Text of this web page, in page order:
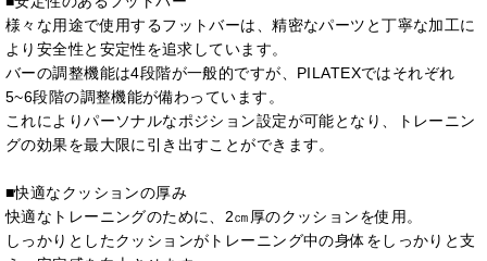
様々な用途で使用するフットバーは、精密なパーツと丁寧な加工に
より安全性と安定性を追求しています。
バーの調整機能は4段階が一般的ですが、PILATEXではそれぞれ
5~6段階の調整機能が備わっています。
これによりパーソナルなポジション設定が可能となり、トレーニン
グの効果を最大限に引き出すことができます。
■快適なクッションの厚み
快適なトレーニングのために、2㎝厚のクッションを使用。
しっかりとしたクッションがトレーニング中の身体をしっかりと支